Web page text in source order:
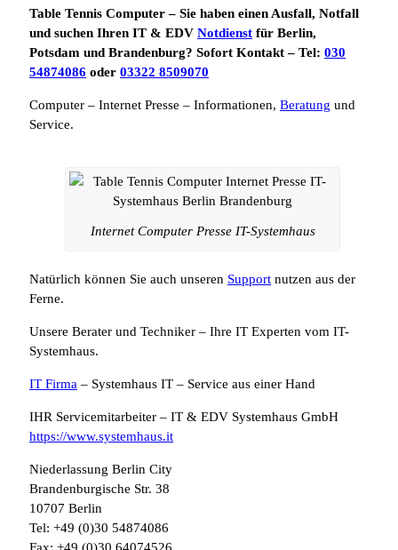
Table Tennis Computer – Sie haben einen Ausfall, Notfall
und suchen Ihren IT & EDV Notdienst für Berlin,
Potsdam und Brandenburg? Sofort Kontakt – Tel: 030
54874086 oder 03322 8509070
Computer – Internet Presse – Informationen, Beratung und
Service.
Internet Computer Presse IT-Systemhaus
Natürlich können Sie auch unseren Support nutzen aus der
Ferne.
Unsere Berater und Techniker – Ihre IT Experten vom IT-
Systemhaus.
IT Firma – Systemhaus IT – Service aus einer Hand
IHR Servicemitarbeiter – IT & EDV Systemhaus GmbH
https://www.systemhaus.it
Niederlassung Berlin City
Brandenburgische Str. 38
10707 Berlin
Tel: +49 (0)30 54874086
Fax: +49 (0)30 64074526